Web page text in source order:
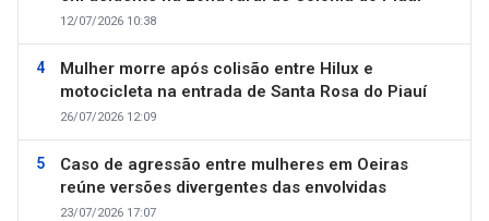
12/07/2026 10:38
Mulher morre após colisão entre Hilux e
motocicleta na entrada de Santa Rosa do Piauí
26/07/2026 12:09
Caso de agressão entre mulheres em Oeiras
reúne versões divergentes das envolvidas
23/07/2026 17:07